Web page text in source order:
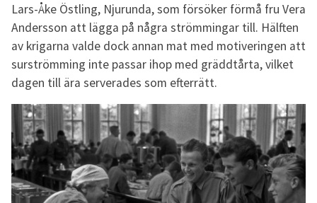
Lars-Åke Östling, Njurunda, som försöker förmå fru Vera
Andersson att lägga på några strömmingar till. Hälften
av krigarna valde dock annan mat med motiveringen att
surströmming inte passar ihop med gräddtårta, vilket
dagen till ära serverades som efterrätt.